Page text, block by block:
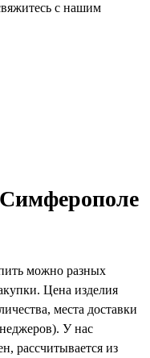
с нашим
можно разных
Цена изделия
места доставки
У нас
рассчитывается из